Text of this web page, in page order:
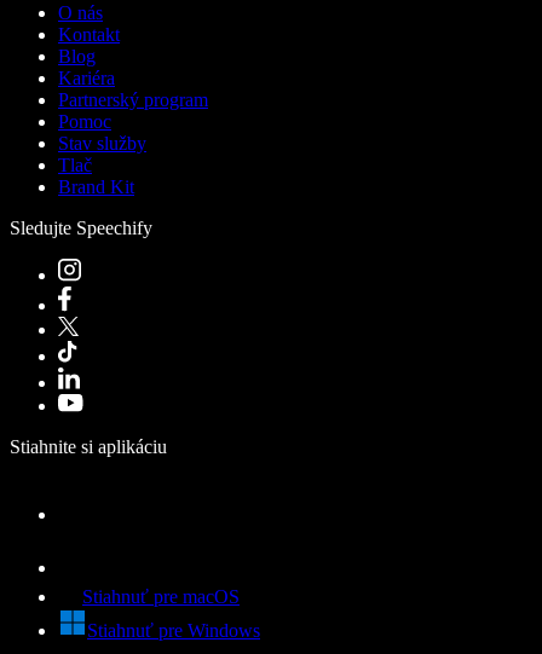
O nás
Kontakt
Blog
Kariéra
Partnerský program
Pomoc
Stav služby
Tlač
Brand Kit
Sledujte Speechify
Stiahnite si aplikáciu
Stiahnuť pre macOS
Stiahnuť pre Windows